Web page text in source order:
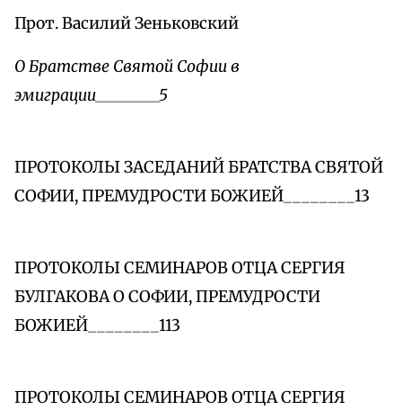
Прот. Василий Зеньковский
О Братстве Святой Софии в
эмиграции________5
ПРОТОКОЛЫ ЗАСЕДАНИЙ БРАТСТВА СВЯТОЙ
СОФИИ, ПРЕМУДРОСТИ БОЖИЕЙ________13
ПРОТОКОЛЫ СЕМИНАРОВ ОТЦА СЕРГИЯ
БУЛГАКОВА О СОФИИ, ПРЕМУДРОСТИ
БОЖИЕЙ________113
ПРОТОКОЛЫ СЕМИНАРОВ ОТЦА СЕРГИЯ